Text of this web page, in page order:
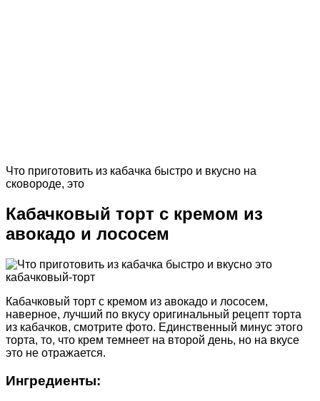
Что приготовить из кабачка быстро и вкусно на
сковороде, это
Кабачковый торт с кремом из
авокадо и лососем
Кабачковый торт с кремом из авокадо и лососем,
наверное, лучший по вкусу оригинальный рецепт торта
из кабачков, смотрите фото. Единственный минус этого
торта, то, что крем темнеет на второй день, но на вкусе
это не отражается.
Ингредиенты: